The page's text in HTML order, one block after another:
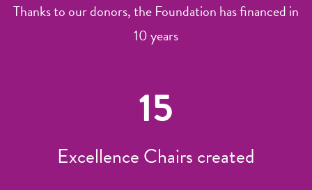
Thanks to our donors, the Foundation has financed in
10 years
15
Excellence Chairs created